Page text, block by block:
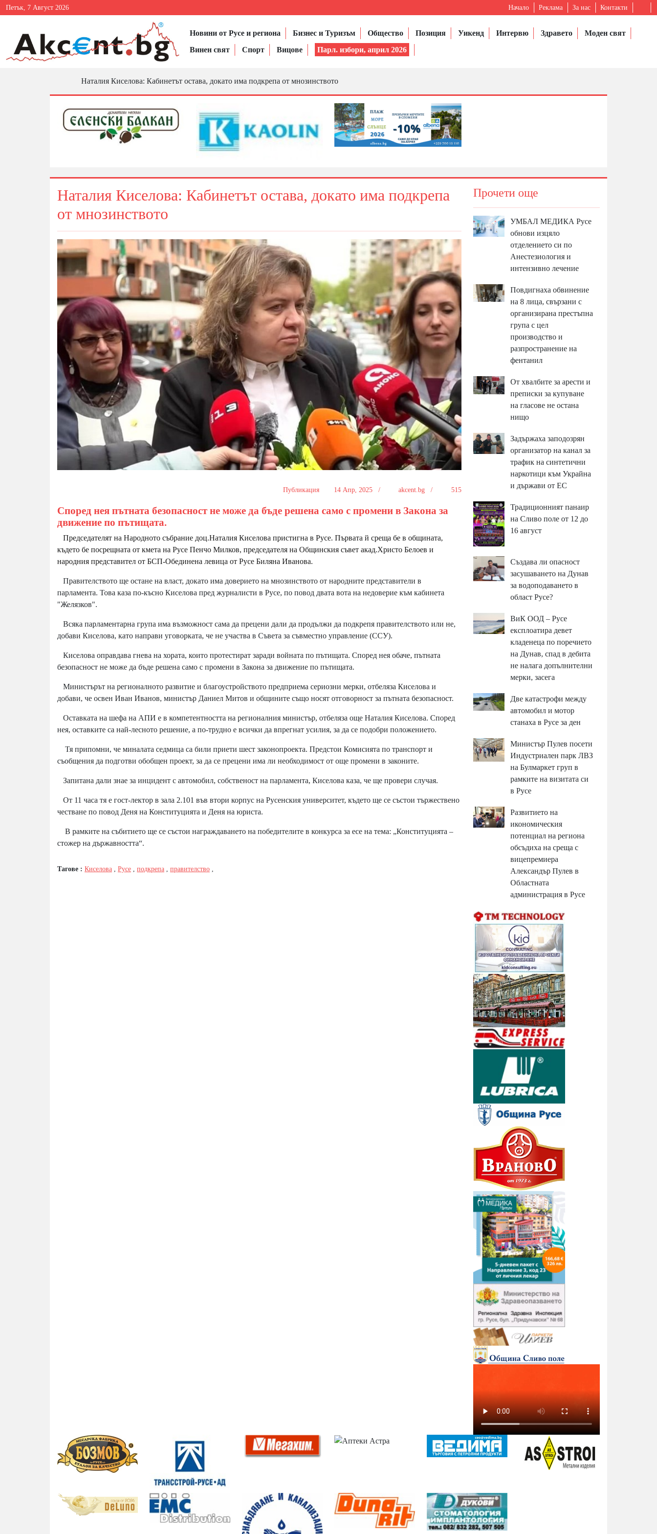
Петък, 7 Август 2026 Начало Реклама За нас Контакти
Новини от Русе и региона Бизнес и Туризъм Общество Позиция Уикенд Интервю Здравето
Моден свят
Винен свят
Спорт Вицове Парл. избори, април 2026
Наталия Киселова: Кабинетът остава, докато има подкрепа от мнозинството
Наталия Киселова: Кабинетът остава, докато има подкрепа
от мнозинството
Публикация 14 Апр, 2025 / akcent.bg / 515
Според нея пътната безопасност не може да бъде решена само с промени в Закона за
движение по пътищата.
Председателят на Народното събрание доц.Наталия Киселова пристигна в Русе. Първата й среща бе в общината,
където бе посрещната от кмета на Русе Пенчо Милков, председателя на Общинския съвет акад.Христо Белоев и
народния представител от БСП-Обединена левица от Русе Биляна Иванова.
Правителството ще остане на власт, докато има доверието на мнозинството от народните представители в
парламента. Това каза по-късно Киселова пред журналисти в Русе, по повод двата вота на недоверие към кабинета
"Желязков".
Всяка парламентарна група има възможност сама да прецени дали да продължи да подкрепя правителството или не,
добави Киселова, като направи уговорката, че не участва в Съвета за съвместно управление (ССУ).
Киселова оправдава гнева на хората, които протестират заради войната по пътищата. Според нея обаче, пътната
безопасност не може да бъде решена само с промени в Закона за движение по пътищата.
Министърът на регионалното развитие и благоустройството предприема сериозни мерки, отбеляза Киселова и
добави, че освен Иван Иванов, министър Даниел Митов и общините също носят отговорност за пътната безопасност.
Оставката на шефа на АПИ е в компетентността на регионалния министър, отбеляза още Наталия Киселова. Според
нея, оставките са най-лесното решение, а по-трудно е всички да впрегнат усилия, за да се подобри положението.
Тя припомни, че миналата седмица са били приети шест законопроекта. Предстои Комисията по транспорт и
съобщения да подготви обобщен проект, за да се прецени има ли необходимост от още промени в законите.
Запитана дали знае за инцидент с автомобил, собственост на парламента, Киселова каза, че ще провери случая.
От 11 часа тя е гост-лектор в зала 2.101 във втори корпус на Русенския университет, където ще се състои тържествено
честване по повод Деня на Конституцията и Деня на юриста.
В рамките на събитието ще се състои награждаването на победителите в конкурса за есе на тема: „Конституцията –
стожер на държавността“.
Тагове : Киселова , Русе , подкрепа , правителство ,
Прочети още
УМБАЛ МЕДИКА Русе
обнови изцяло
отделението си по
Анестезиология и
интензивно лечение
Повдигнаха обвинение
на 8 лица, свързани с
организирана престъпна
група с цел
производство и
разпространение на
фентанил
От хвалбите за арести и
преписки за купуване
на гласове не остана
нищо
Задържаха заподозрян
организатор на канал за
трафик на синтетични
наркотици към Украйна
и държави от ЕС
Традиционният панаир
на Сливо поле от 12 до
16 август
Създава ли опасност
засушаването на Дунав
за водоподаването в
област Русе?
ВиК ООД – Русе
експлоатира девет
кладенеца по поречието
на Дунав, спад в дебита
не налага допълнителни
мерки, засега
Две катастрофи между
автомобил и мотор
станаха в Русе за ден
Министър Пулев посети
Индустриален парк ЛВЗ
на Булмаркет груп в
рамките на визитата си
в Русе
Развитието на
икономическия
потенциал на региона
обсъдиха на среща с
вицепремиера
Александър Пулев в
Областната
администрация в Русе